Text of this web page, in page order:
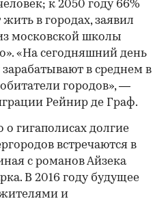
к 2050 году 66%
в городах, заявил
московской школы
«На сегодняшний день
в среднем в
городов», —
Рейнир де Граф.
о гигаполисах долгие
встречаются в
с романов Айзека
В 2016 году будущее
и